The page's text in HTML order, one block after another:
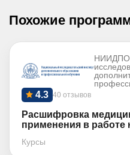
Похожие
40 отзывов
4.3
Расшифровка
применения в работе
Курсы